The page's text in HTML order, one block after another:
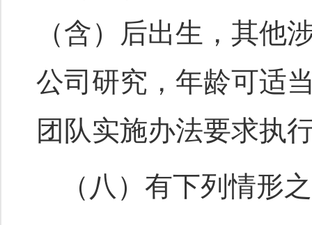
（含）后出生，其他
公司研究，年龄可适
团队实施办法要求执
（八）有下列情形